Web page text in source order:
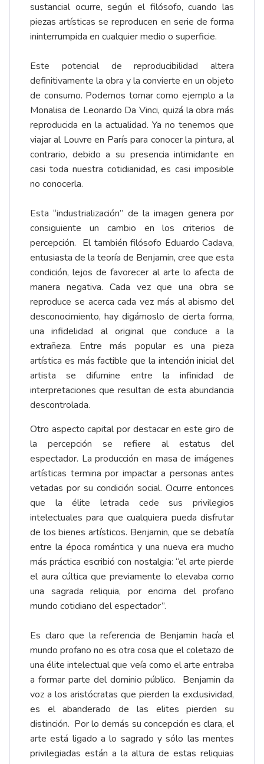
sustancial ocurre, según el filósofo, cuando las
piezas artísticas se reproducen en serie de forma
ininterrumpida en cualquier medio o superficie.
Este potencial de reproducibilidad altera
definitivamente la obra y la convierte en un objeto
de consumo. Podemos tomar como ejemplo a la
Monalisa de Leonardo Da Vinci, quizá la obra más
reproducida en la actualidad. Ya no tenemos que
viajar al Louvre en París para conocer la pintura, al
contrario, debido a su presencia intimidante en
casi toda nuestra cotidianidad, es casi imposible
no conocerla.
Esta “industrialización” de la imagen genera por
consiguiente un cambio en los criterios de
percepción. El también filósofo Eduardo Cadava,
entusiasta de la teoría de Benjamin, cree que esta
condición, lejos de favorecer al arte lo afecta de
manera negativa. Cada vez que una obra se
reproduce se acerca cada vez más al abismo del
desconocimiento, hay digámoslo de cierta forma,
una infidelidad al original que conduce a la
extrañeza. Entre más popular es una pieza
artística es más factible que la intención inicial del
artista se difumine entre la infinidad de
interpretaciones que resultan de esta abundancia
descontrolada.
Otro aspecto capital por destacar en este giro de
la percepción se refiere al estatus del
espectador. La producción en masa de imágenes
artísticas termina por impactar a personas antes
vetadas por su condición social. Ocurre entonces
que la élite letrada cede sus privilegios
intelectuales para que cualquiera pueda disfrutar
de los bienes artísticos. Benjamin, que se debatía
entre la época romántica y una nueva era mucho
más práctica escribió con nostalgia: “el arte pierde
el aura cúltica que previamente lo elevaba como
una sagrada reliquia, por encima del profano
mundo cotidiano del espectador”.
Es claro que la referencia de Benjamin hacía el
mundo profano no es otra cosa que el coletazo de
una élite intelectual que veía como el arte entraba
a formar parte del dominio público. Benjamin da
voz a los aristócratas que pierden la exclusividad,
es el abanderado de las elites pierden su
distinción. Por lo demás su concepción es clara, el
arte está ligado a lo sagrado y sólo las mentes
privilegiadas están a la altura de estas reliquias